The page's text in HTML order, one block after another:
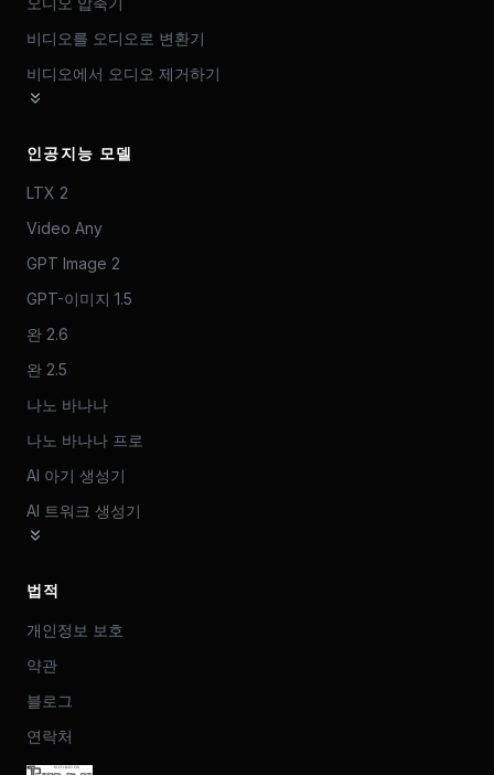
비디오를 오디오로 변환기
비디오에서 오디오 제거하기
인공지능 모델
LTX 2
Video Any
GPT Image 2
GPT-이미지 1.5
완 2.6
완 2.5
나노 바나나
나노 바나나 프로
AI 아기 생성기
AI 트워크 생성기
법적
개인정보 보호
약관
블로그
연락처